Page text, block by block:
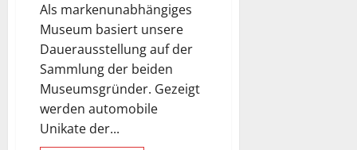
Als markenunabhängiges
Museum basiert unsere
Dauerausstellung auf der
Sammlung der beiden
Museumsgründer. Gezeigt
werden automobile
Unikate der...
Ausflugsziel